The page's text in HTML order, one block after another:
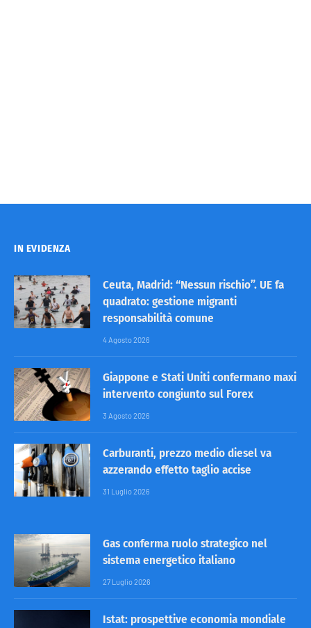
IN EVIDENZA
Ceuta, Madrid: “Nessun rischio”. UE fa
quadrato: gestione migranti
responsabilità comune
4 Agosto 2026
Giappone e Stati Uniti confermano maxi
intervento congiunto sul Forex
3 Agosto 2026
Carburanti, prezzo medio diesel va
azzerando effetto taglio accise
31 Luglio 2026
Gas conferma ruolo strategico nel
sistema energetico italiano
27 Luglio 2026
Istat: prospettive economia mondiale